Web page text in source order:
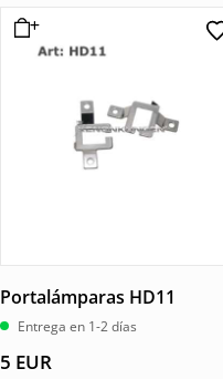
Portalámparas HD11
Entrega en 1-2 días
5 EUR